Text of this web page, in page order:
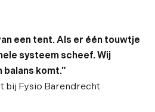
een tent. Als er één touwtje
systeem scheef. Wij
komt.”
bij Fysio Barendrecht